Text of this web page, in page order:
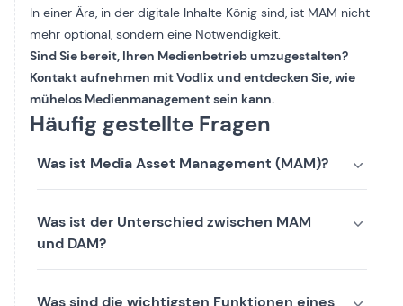
In einer Ära, in der digitale Inhalte König sind, ist MAM nicht
mehr optional, sondern eine Notwendigkeit.
Sind Sie bereit, Ihren Medienbetrieb umzugestalten?
Kontakt aufnehmen mit Vodlix und entdecken Sie, wie
mühelos Medienmanagement sein kann.
Häufig gestellte Fragen
Was ist Media Asset Management (MAM)?
Was ist der Unterschied zwischen MAM
und DAM?
Was sind die wichtigsten Funktionen eines